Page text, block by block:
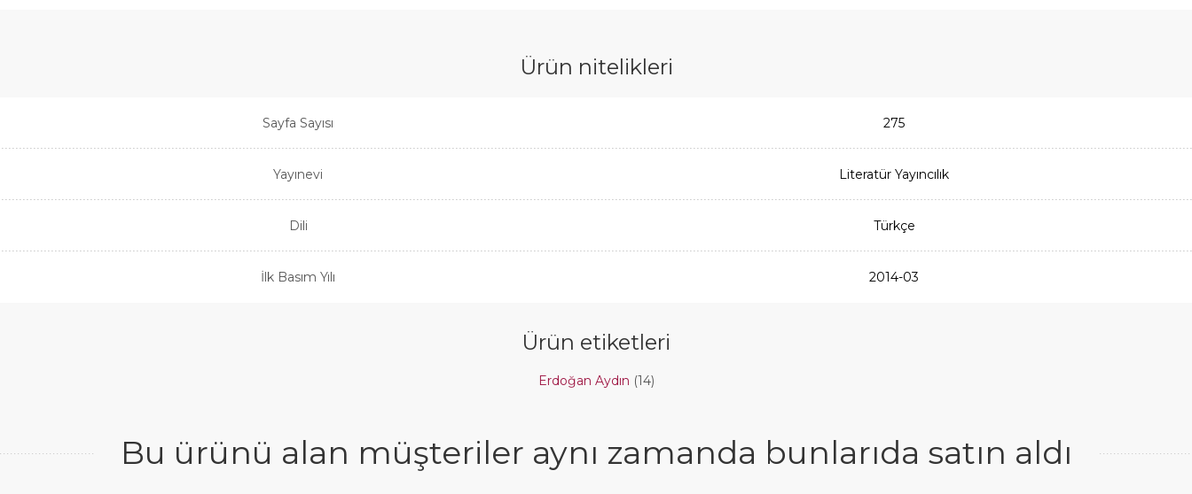
Ürün nitelikleri
Sayfa Sayısı 275
Yayınevi Literatür Yayıncılık
Dili Türkçe
İlk Basım Yılı 2014-03
Ürün etiketleri
Erdoğan Aydın (14)
Bu ürünü alan müşteriler aynı zamanda bunlarıda satın aldı